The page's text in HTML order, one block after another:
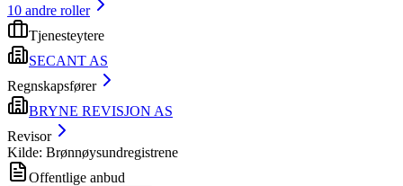
10 andre roller
Tjenesteytere
SECANT AS
Regnskapsfører
BRYNE REVISJON AS
Revisor
Kilde: Brønnøysundregistrene
Offentlige anbud